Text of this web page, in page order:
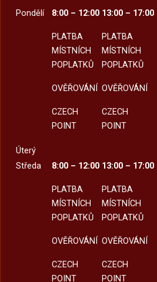
Pondělí 8:00 – 12:00
PLATBA
MÍSTNÍCH
POPLATKŮ
OVĚŘOVÁNÍ
CZECH
POINT
13:00 – 17:00
PLATBA
MÍSTNÍCH
POPLATKŮ
OVĚŘOVÁNÍ
CZECH
POINT
Úterý
Středa
8:00 – 12:00
PLATBA
MÍSTNÍCH
POPLATKŮ
OVĚŘOVÁNÍ
CZECH
POINT
13:00 – 17:00
PLATBA
MÍSTNÍCH
POPLATKŮ
OVĚŘOVÁNÍ
CZECH
POINT